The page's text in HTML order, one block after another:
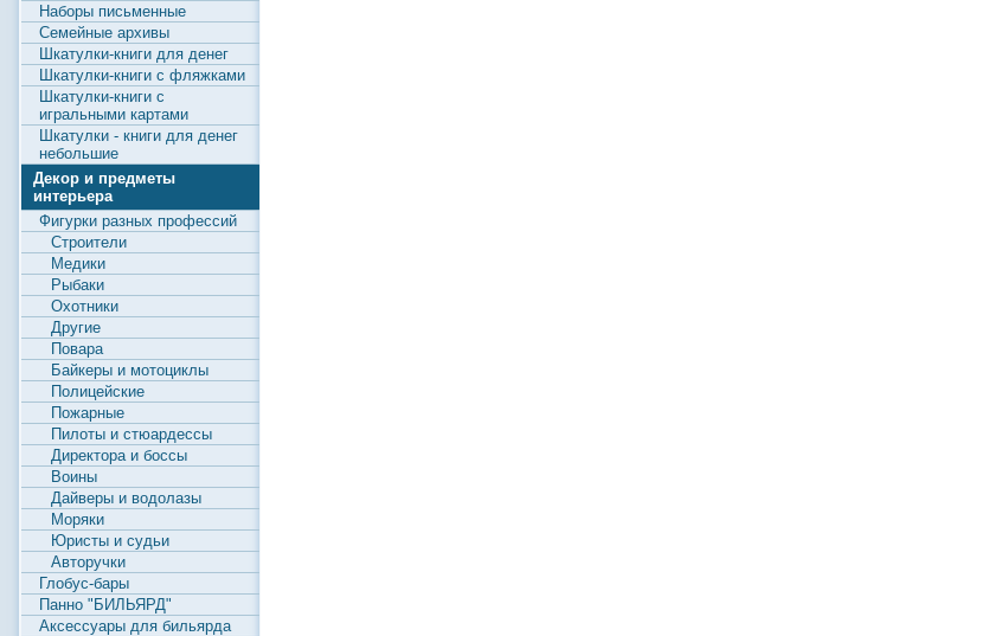
Наборы письменные
Семейные архивы
Шкатулки-книги для денег
Шкатулки-книги с фляжками
Шкатулки-книги с
игральными картами
Шкатулки - книги для денег
небольшие
Декор и предметы
интерьера
Фигурки разных профессий
Строители
Медики
Рыбаки
Охотники
Другие
Повара
Байкеры и мотоциклы
Полицейские
Пожарные
Пилоты и стюардессы
Директора и боссы
Воины
Дайверы и водолазы
Моряки
Юристы и судьи
Авторучки
Глобус-бары
Панно "БИЛЬЯРД"
Аксессуары для бильярда